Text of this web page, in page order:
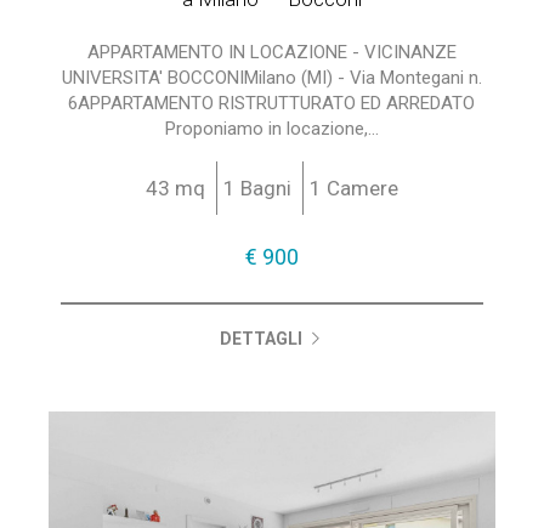
APPARTAMENTO IN LOCAZIONE - VICINANZE
UNIVERSITA' BOCCONIMilano (MI) - Via Montegani n.
6APPARTAMENTO RISTRUTTURATO ED ARREDATO
Proponiamo in locazione,...
43 mq 1 Bagni 1 Camere
€ 900
DETTAGLI